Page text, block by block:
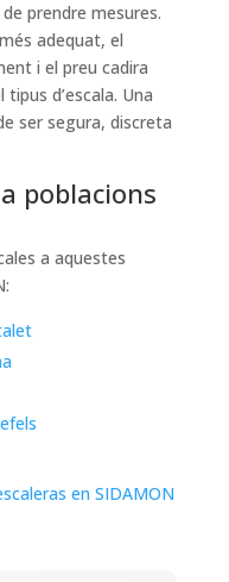
prendre mesures.
adequat, el
i el preu cadira
d’escala. Una
ser segura, discreta
poblacions
a aquestes
en SIDAMON